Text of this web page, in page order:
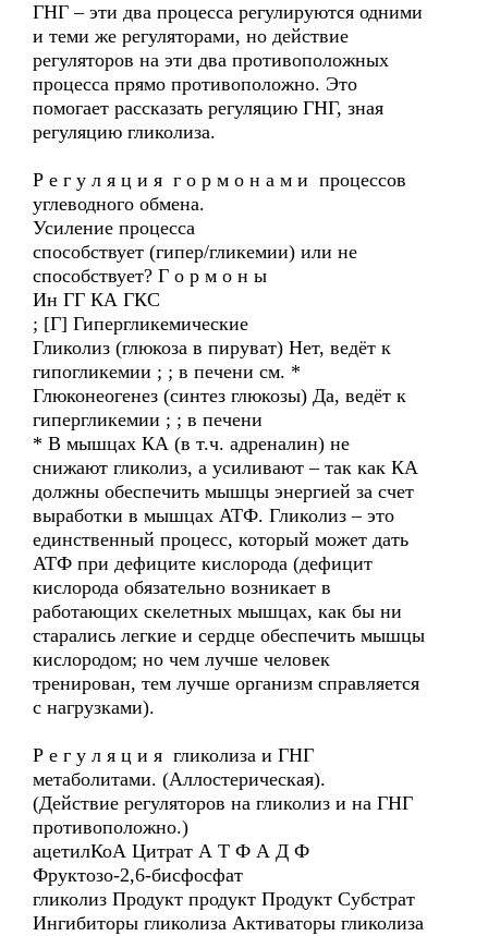
ГНГ – эти два процесса регулируются одними
и теми же регуляторами, но действие
регуляторов на эти два противоположных
процесса прямо противоположно. Это
помогает рассказать регуляцию ГНГ, зная
регуляцию гликолиза.
Р е г у л я ц и я г о р м о н а м и процессов
углеводного обмена.
Усиление процесса
способствует (гипер/гликемии) или не
способствует? Г о р м о н ы
Ин ГГ КА ГКС
; [Г] Гипергликемические
Гликолиз (глюкоза в пируват) Нет, ведёт к
гипогликемии ; ; в печени см. *
Глюконеогенез (синтез глюкозы) Да, ведёт к
гипергликемии ; ; в печени
* В мышцах КА (в т.ч. адреналин) не
снижают гликолиз, а усиливают – так как КА
должны обеспечить мышцы энергией за счет
выработки в мышцах АТФ. Гликолиз – это
единственный процесс, который может дать
АТФ при дефиците кислорода (дефицит
кислорода обязательно возникает в
работающих скелетных мышцах, как бы ни
старались легкие и сердце обеспечить мышцы
кислородом; но чем лучше человек
тренирован, тем лучше организм справляется
с нагрузками).
Р е г у л я ц и я гликолиза и ГНГ
метаболитами. (Аллостерическая).
(Действие регуляторов на гликолиз и на ГНГ
противоположно.)
ацетилКоА Цитрат А Т Ф А Д Ф
Фруктозо-2,6-бисфосфат
гликолиз Продукт продукт Продукт Субстрат
Ингибиторы гликолиза Активаторы гликолиза